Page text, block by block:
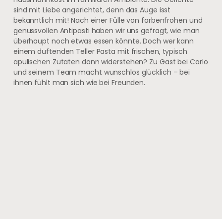
sind mit Liebe angerichtet, denn das Auge isst
bekanntlich mit! Nach einer Fülle von farbenfrohen und
genussvollen Antipasti haben wir uns gefragt, wie man
überhaupt noch etwas essen könnte. Doch wer kann
einem duftenden Teller Pasta mit frischen, typisch
apulischen Zutaten dann widerstehen? Zu Gast bei Carlo
und seinem Team macht wunschlos glücklich – bei
ihnen fühlt man sich wie bei Freunden.